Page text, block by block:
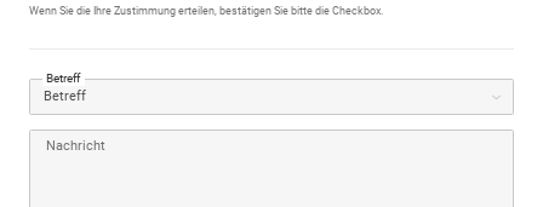
Wenn Sie die Ihre Zustimmung erteilen, bestätigen Sie bitte die Checkbox.
Betreff
Nachricht